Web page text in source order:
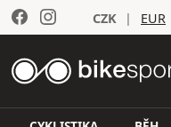
CZK | EUR